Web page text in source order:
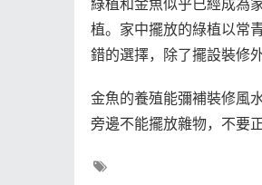
綠植和金魚似乎已經成為
植。家中擺放的綠植以常
錯的選擇，除了擺設裝修
金魚的養殖能彌補裝修風
旁邊不能擺放雜物，不要